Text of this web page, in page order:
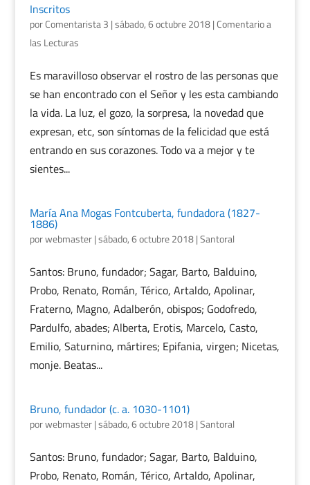
Inscritos
porComentarista 3 |sábado, 6 octubre 2018|Comentario a
las Lecturas
Es maravilloso observar el rostro de las personas que
se han encontrado con el Señor y les esta cambiando
la vida. La luz, el gozo, la sorpresa, la novedad que
expresan, etc, son síntomas de la felicidad que está
entrando en sus corazones. Todo va a mejor y te
sientes...
María Ana Mogas Fontcuberta, fundadora (1827-
1886)
porwebmaster|sábado, 6 octubre 2018|Santoral
Santos: Bruno, fundador; Sagar, Barto, Balduino,
Probo, Renato, Román, Térico, Artaldo, Apolinar,
Fraterno, Magno, Adalberón, obispos; Godofredo,
Pardulfo, abades; Alberta, Erotis, Marcelo, Casto,
Emilio, Saturnino, mártires; Epifania, virgen; Nicetas,
monje. Beatas...
Bruno, fundador (c. a. 1030-1101)
porwebmaster|sábado, 6 octubre 2018|Santoral
Santos: Bruno, fundador; Sagar, Barto, Balduino,
Probo, Renato, Román, Térico, Artaldo, Apolinar,